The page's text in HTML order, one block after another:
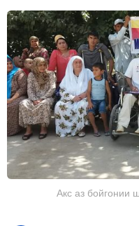
Акс аз бойгонии